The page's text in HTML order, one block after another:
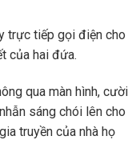
trực tiếp gọi điện cho
của hai đứa.
qua màn hình, cười
sáng chói lên cho
truyền của nhà họ